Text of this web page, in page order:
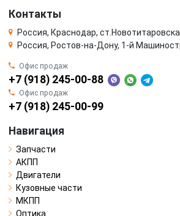
Контакты
Россия, Краснодар,
Россия, Ростов-на-Дону, 1-й
Офис продаж
+7 (918) 245-00-88
Офис продаж
+7 (918) 245-00-99
Навигация
Запчасти
АКПП
Двигатели
Кузовные части
МКПП
Оптика